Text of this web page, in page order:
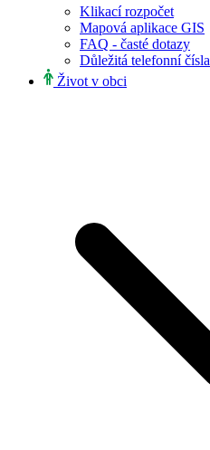
Klikací rozpočet
Mapová aplikace GIS
FAQ - časté dotazy
Důležitá telefonní čísla
Život v obci